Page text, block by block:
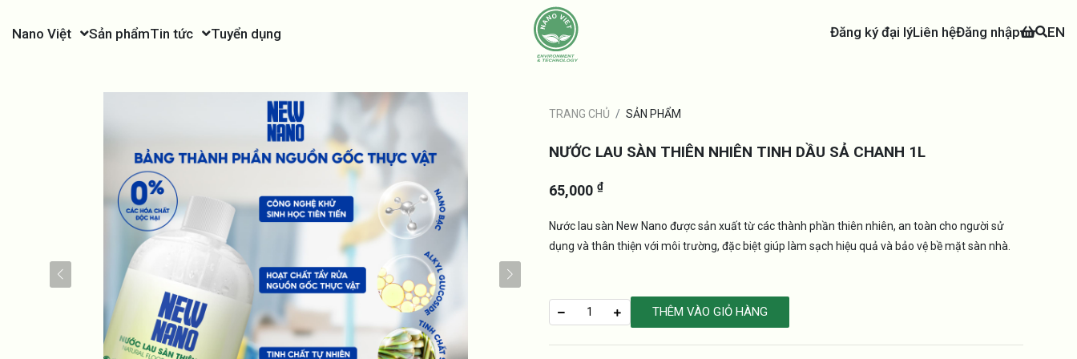
Nano Việt Sản phẩmTin tức Tuyển dụng Đăng ký đại lýLiên hệĐăng nhập EN
TRANG CHỦ SẢN PHẨM
NƯỚC LAU SÀN THIÊN NHIÊN TINH DẦU SẢ CHANH 1L
65,000 ₫
Nước lau sàn New Nano được sản xuất từ các thành phần thiên nhiên, an toàn cho người sử
dụng và thân thiện với môi trường, đặc biệt giúp làm sạch hiệu quả và bảo vệ bề mặt sàn nhà.
THÊM VÀO GIỎ HÀNG